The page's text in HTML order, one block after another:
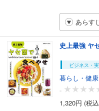
あらす
史上最強 ヤ
ビジネス・
暮らし・健
-
1,320円 (税